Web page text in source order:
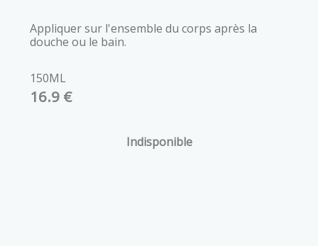
Appliquer sur l'ensemble du corps après la
douche ou le bain.
150ML
16.9 €
Indisponible